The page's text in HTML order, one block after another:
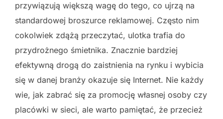
przywiązują większą wagę do tego, co ujrzą na
standardowej broszurce reklamowej. Często nim
cokolwiek zdążą przeczytać, ulotka trafia do
przydrożnego śmietnika. Znacznie bardziej
efektywną drogą do zaistnienia na rynku i wybicia
się w danej branży okazuje się Internet. Nie każdy
wie, jak zabrać się za promocję własnej osoby czy
placówki w sieci, ale warto pamiętać, że przecież